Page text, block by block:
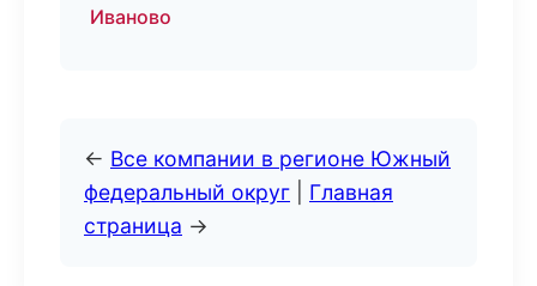
Иваново
← Все компании в регионе Южный
федеральный округ
Главная
страница →